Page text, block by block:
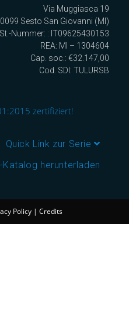
Via Muggiasca 19
Sesto San Giovanni (MI)
Nummer: : IT09625430153
REA: MI – 1304604
Cap. soc.: €32.147,00
Cod. SDI: TULURSB
zertifiziert!
Quick Link zur Serie
Katalog herunterladen
Policy | Credits